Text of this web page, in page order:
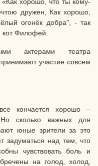
дружен, Как хорошо,
огонёк добра", - так
кот Филофей.
актерами театра
участие совсем
кончается хорошо –
сколько важных для
юные зрители за это
задуматься над тем, что
чувствовать боль и
на голод, холод,